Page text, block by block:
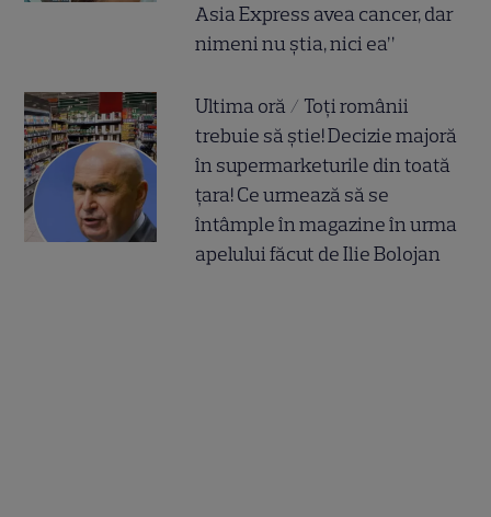
Asia Express avea cancer, dar
nimeni nu știa, nici ea”
Ultima oră / Toți românii
trebuie să știe! Decizie majoră
în supermarketurile din toată
țara! Ce urmează să se
întâmple în magazine în urma
apelului făcut de Ilie Bolojan